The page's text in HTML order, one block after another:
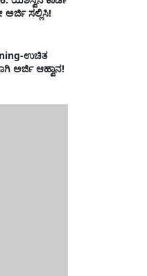
ಸಲ್ಲಿಸಿ!
ಉಚಿತ
ಅರ್ಜಿ ಆಹ್ವಾನ!